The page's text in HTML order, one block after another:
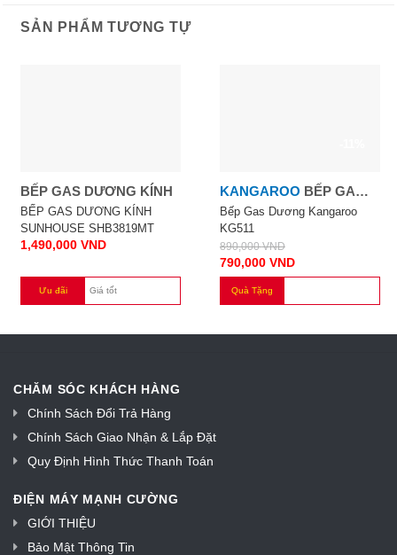
SẢN PHẨM TƯƠNG TỰ
BẾP GAS DƯƠNG KÍNH
BẾP GAS DƯƠNG KÍNH
SUNHOUSE SHB3819MT
1,490,000 VND
Ưu đãi Giá tốt
KANGAROO BẾP GA
DƯƠNG KÍNH
Bếp Gas Dương Kangaroo
KG511
890,000VND
790,000 VND
Quà Tặng
CHĂM SÓC KHÁCH HÀNG
Chính Sách Đổi Trả Hàng
Chính Sách Giao Nhận & Lắp Đặt
Quy Định Hình Thức Thanh Toán
ĐIỆN MÁY MẠNH CƯỜNG
GIỚI THIỆU
Bảo Mật Thông Tin